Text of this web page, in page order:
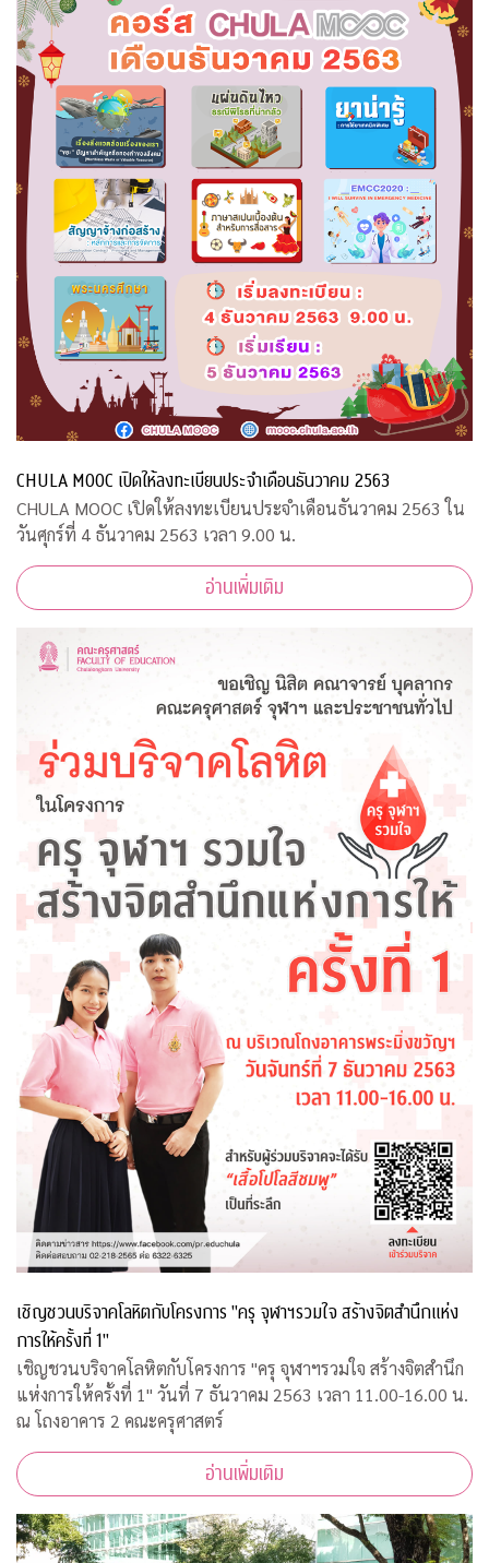
CHULA MOOC เปิดให้ลงทะเบียนประจำเดือนธันวาคม 2563
CHULA MOOC เปิดให้ลงทะเบียนประจำเดือนธันวาคม 2563 ใน
วันศุกร์ที่ 4 ธันวาคม 2563 เวลา 9.00 น.
อ่านเพิ่มเติม
เชิญชวนบริจาคโลหิตกับโครงการ "ครุ จุฬาฯรวมใจ สร้างจิตสำนึกแห่ง
การให้ครั้งที่ 1"
เชิญชวนบริจาคโลหิตกับโครงการ "ครุ จุฬาฯรวมใจ สร้างจิตสำนึก
แห่งการให้ครั้งที่ 1" วันที่ 7 ธันวาคม 2563 เวลา 11.00-16.00 น.
ณ โถงอาคาร 2 คณะครุศาสตร์
อ่านเพิ่มเติม